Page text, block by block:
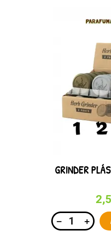
GRINDER